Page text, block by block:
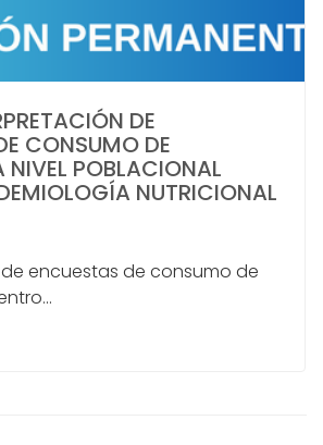
DE
CONSUMO DE
NIVEL POBLACIONAL
NUTRICIONAL
encuestas de consumo de